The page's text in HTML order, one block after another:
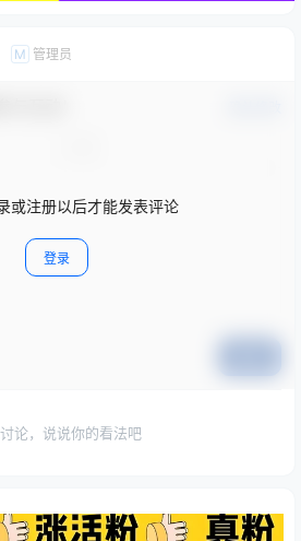
M 管理员
或注册以后才能发表评论
登录
论，说说你的看法吧